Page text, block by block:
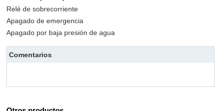
Relé de sobrecorriente
Apagado de emergencia
Apagado por baja presión de agua
Comentarios